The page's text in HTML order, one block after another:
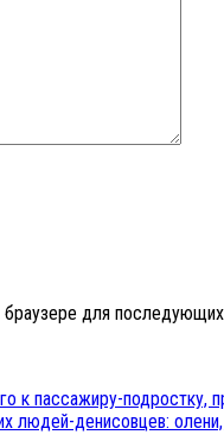
для
к пассажиру-подростку,
людей-денисовцев: